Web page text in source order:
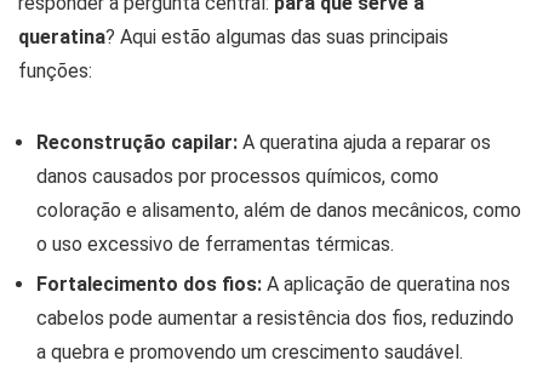
queratina? Aqui estão algumas das suas principais
funções:
Reconstrução capilar: A queratina ajuda a reparar os
danos causados por processos químicos, como
coloração e alisamento, além de danos mecânicos, como
o uso excessivo de ferramentas térmicas.
Fortalecimento dos fios: A aplicação de queratina nos
cabelos pode aumentar a resistência dos fios, reduzindo
a quebra e promovendo um crescimento saudável.